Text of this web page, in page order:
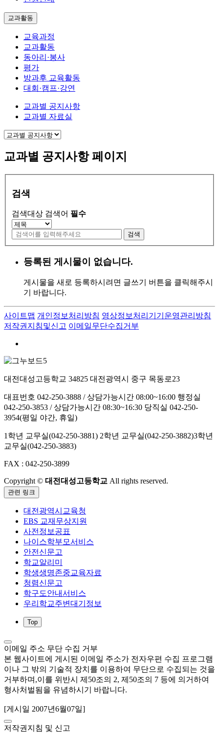
교과활동
교육과정
교과활동
동아리·봉사
평가
방과후 교육활동
대회·캠프·강연
교과별 공지사항
교과별 자료실
교과별 공지사항 페이지
검색
검색대상 검색어 필수
검색
등록된 게시물이 없습니다.
게시물을 새로 등록하시려면 글쓰기 버튼을 클릭해주시
기 바랍니다.
사이트맵 개인정보처리방침 영상정보처리기기운영관리방침
저작권지침및신고 이메일무단수집거부
대전대성고등학교 34825 대전광역시 중구 목동로23
대표번호 042-250-3888 / 상담가능시간 08:00~16:00 행정실
042-250-3853 / 상담가능시간 08:30~16:30 당직실 042-250-
3954(평일 야간, 휴일)
1학년 교무실(042-250-3881) 2학년 교무실(042-250-3882)3학년
교무실(042-250-3883)
FAX : 042-250-3899
Copyright © 대전대성고등학교 All rights reserved.
관련 링크
대전광역시교육청
EBS 교재무상지원
사전정보공표
나이스학부모서비스
안전신문고
학교알리미
학생생명존중교육자료
청렴신문고
학구도안내서비스
우리학교주변대기정보
Top
이메일 주소 무단 수집 거부
본 웹사이트에 게시된 이메일 주소가 전자우편 수집 프로그램
이나 그 밖의 기술적 장치를 이용하여 무단으로 수집되는 것을
거부하며,이를 위반시 제50조의 2, 제50조의 7 등에 의거하여
형사처벌됨을 유념하시기 바랍니다.
[게시일 2007년6월07일]
저작권지침 및 신고